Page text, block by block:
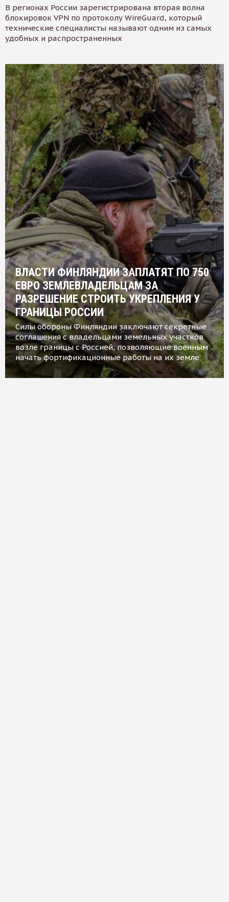
В регионах России зарегистрирована вторая волна
блокировок VPN по протоколу WireGuard, который
технические специалисты называют одним из самых
удобных и распространенных
ВЛАСТИ ФИНЛЯНДИИ ЗАПЛАТЯТ ПО 750
ЕВРО ЗЕМЛЕВЛАДЕЛЬЦАМ ЗА
РАЗРЕШЕНИЕ СТРОИТЬ УКРЕПЛЕНИЯ У
ГРАНИЦЫ РОССИИ
Силы обороны Финляндии заключают секретные
соглашения с владельцами земельных участков
возле границы с Россией, позволяющие военным
начать фортификационные работы на их земле